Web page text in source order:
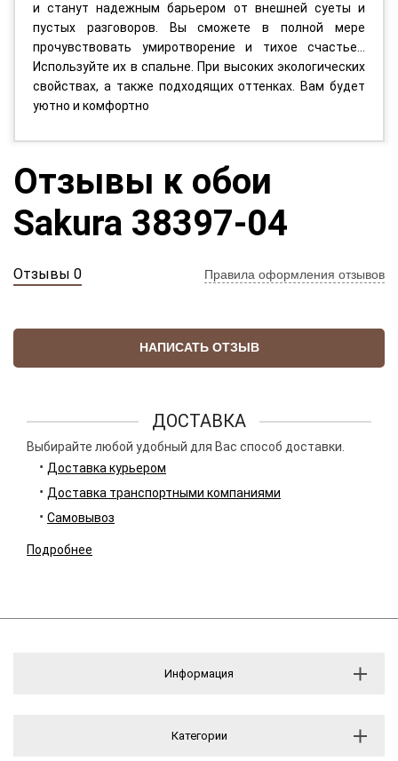
и станут надежным барьером от внешней суеты и
пустых разговоров. Вы сможете в полной мере
прочувствовать умиротворение и тихое счастье…
Используйте их в спальне. При высоких экологических
свойствах, а также подходящих оттенках. Вам будет
уютно и комфортно
Отзывы к обои
Sakura 38397-04
Отзывы 0 Правила оформления отзывов
НАПИСАТЬ ОТЗЫВ
ДОСТАВКА
Выбирайте любой удобный для Вас способ доставки.
Доставка курьером
Доставка транспортными компаниями
Самовывоз
Подробнее
Информация
Категории